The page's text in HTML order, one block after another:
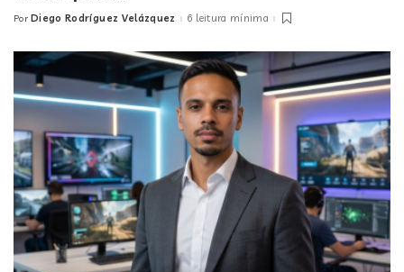
Posted
Por Diego Rodríguez Velázquez 6 leitura mínima